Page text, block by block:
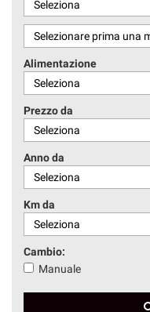
Alimentazione
Prezzo da
Anno da
Km da
Cambio:
Manuale